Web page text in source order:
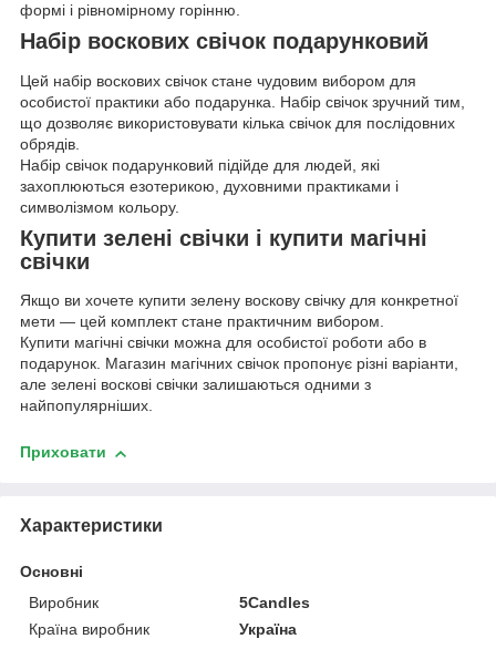
формі і рівномірному горінню.
Набір воскових свічок подарунковий
Цей набір воскових свічок стане чудовим вибором для
особистої практики або подарунка. Набір свічок зручний тим,
що дозволяє використовувати кілька свічок для послідовних
обрядів.
Набір свічок подарунковий підійде для людей, які
захоплюються езотерикою, духовними практиками і
символізмом кольору.
Купити зелені свічки і купити магічні
свічки
Якщо ви хочете купити зелену воскову свічку для конкретної
мети — цей комплект стане практичним вибором.
Купити магічні свічки можна для особистої роботи або в
подарунок. Магазин магічних свічок пропонує різні варіанти,
але зелені воскові свічки залишаються одними з
найпопулярніших.
Приховати
Характеристики
Основні
Виробник
5Candles
Країна виробник
Україна